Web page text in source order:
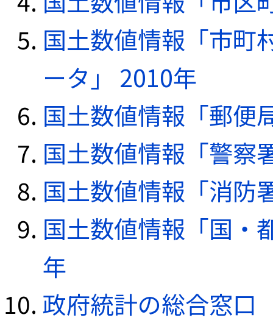
国土数値情報「市町
ータ」 2010年
国土数値情報「郵便
国土数値情報「警察
国土数値情報「消防
国土数値情報「国・
年
政府統計の総合窓口